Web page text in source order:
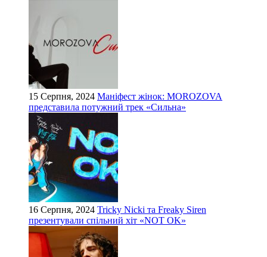
15 Серпня, 2024 Маніфест жінок: MOROZOVA
представила потужний трек «Сильна»
16 Серпня, 2024 Tricky Nicki та Freaky Siren
презентували спільний хіт «NOT OK»